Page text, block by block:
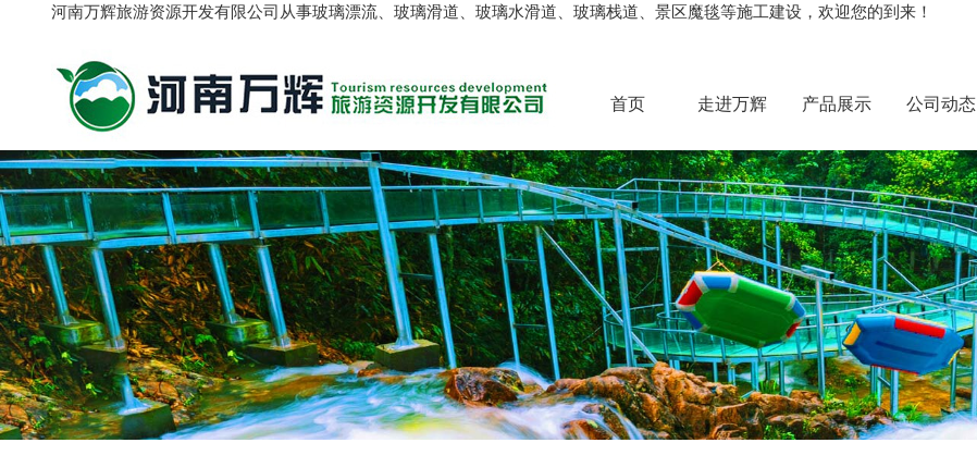
河南万辉旅游资源开发有限公司从事玻璃漂流、玻璃滑道、玻璃水滑道、玻璃栈道、景区魔毯等施工建设，欢迎您的到来！
首页 走进万辉 产品展示 公司动态